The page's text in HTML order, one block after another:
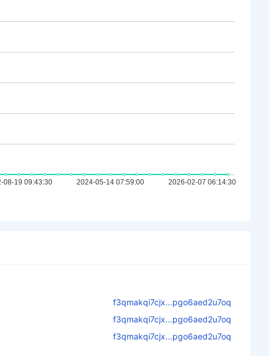
f3qmakqi7cjx...pgo6aed2u7oq
f3qmakqi7cjx...pgo6aed2u7oq
f3qmakqi7cjx...pgo6aed2u7oq